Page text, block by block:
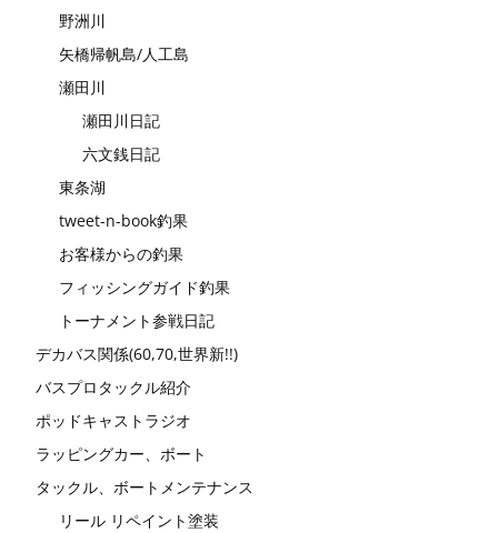
野洲川
矢橋帰帆島/人工島
瀬田川
瀬田川日記
六文銭日記
東条湖
tweet-n-book釣果
お客様からの釣果
フィッシングガイド釣果
トーナメント参戦日記
デカバス関係(60,70,世界新!!)
バスプロタックル紹介
ポッドキャストラジオ
ラッピングカー、ボート
タックル、ボートメンテナンス
リール リペイント塗装